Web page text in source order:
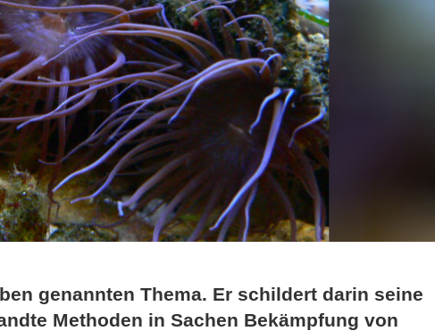
genannten Thema. Er schildert darin seine
Methoden in Sachen Bekämpfung von